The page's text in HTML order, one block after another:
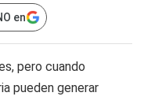
en
pero cuando
pueden generar